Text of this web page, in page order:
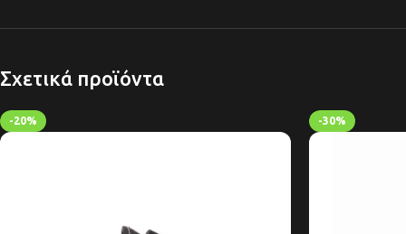
Σχετικά προϊόντα
-20% -30%